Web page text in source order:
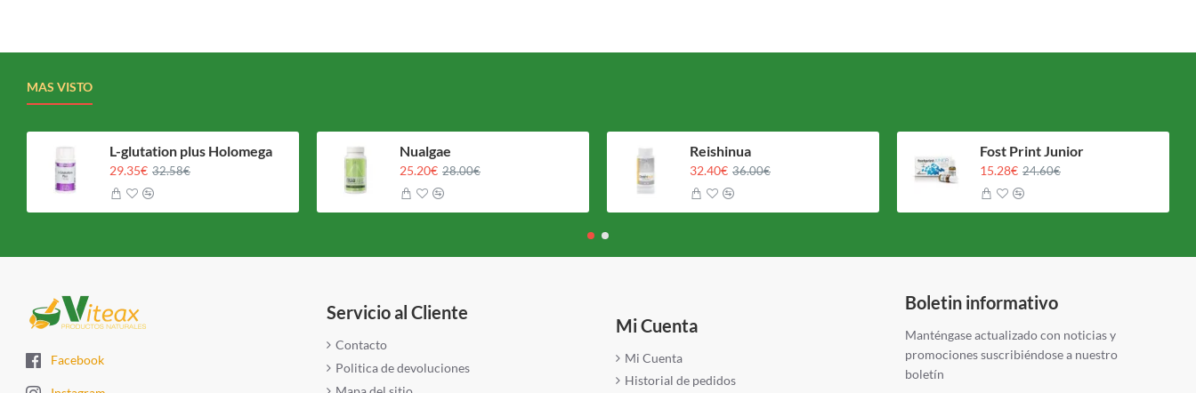
MAS VISTO
L-glutation plus Holomega
29.35€ 32.58€
Nualgae
25.20€ 28.00€
Reishinua
32.40€ 36.00€
Fost Print Junior
15.28€ 24.60€
Facebook
Servicio al Cliente
Contacto
Politica de devoluciones
Mi Cuenta
Mi Cuenta
Historial de pedidos
Boletin informativo
Manténgase actualizado con noticias y
promociones suscribiéndose a nuestro
boletín